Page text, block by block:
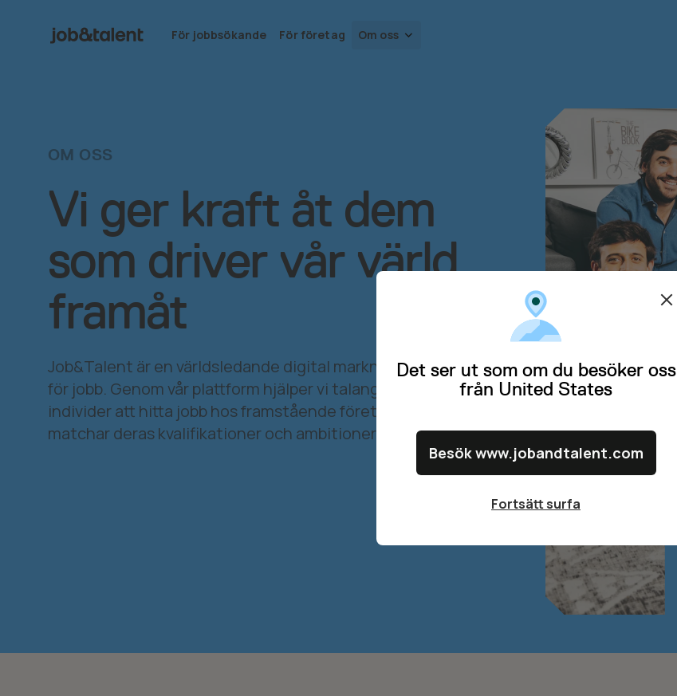
För jobbsökande För företag Om oss
Vi ger kraft åt dem
som driver vår värld
framåt
OM OSS
Job&Talent är en världsledande digital marknadsplats
för jobb. Genom vår plattform hjälper vi talangfulla
individer att hitta jobb hos framstående företag som
matchar deras kvalifikationer och ambitioner.
Det ser ut som om du besöker oss
från United States
Besök www.jobandtalent.com
Fortsätt surfa